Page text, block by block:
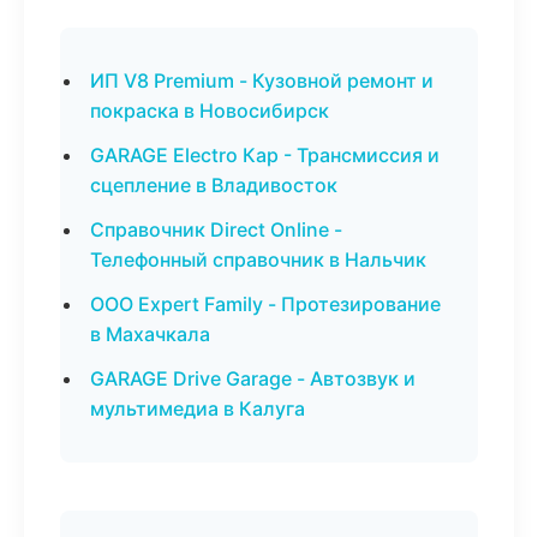
ИП V8 Premium - Кузовной ремонт и
покраска в Новосибирск
GARAGE Electro Кар - Трансмиссия и
сцепление в Владивосток
Справочник Direct Online -
Телефонный справочник в Нальчик
ООО Expert Family - Протезирование
в Махачкала
GARAGE Drive Garage - Автозвук и
мультимедиа в Калуга